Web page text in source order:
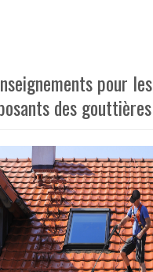
pour les
des gouttières